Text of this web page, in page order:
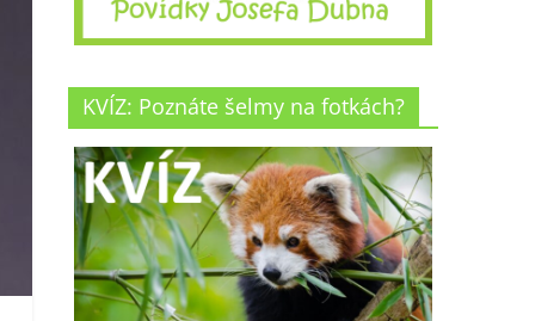
KVÍZ: Poznáte šelmy na fotkách?